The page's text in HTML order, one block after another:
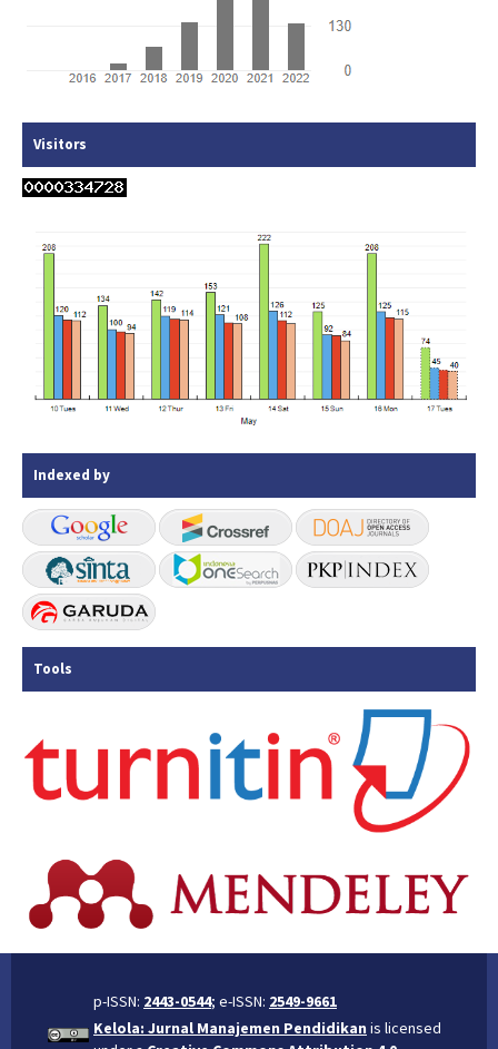
Visitors
Indexed by
Tools
p-ISSN: 2443-0544; e-ISSN: 2549-9661
Kelola: Jurnal Manajemen Pendidikan is licensed